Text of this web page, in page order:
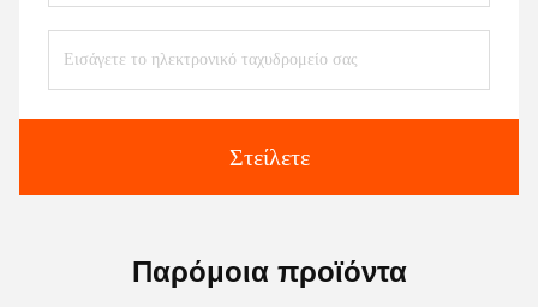
Στείλετε
Παρόμοια προϊόντα